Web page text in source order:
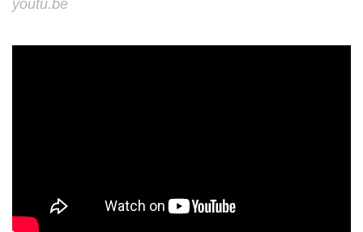
youtu.be